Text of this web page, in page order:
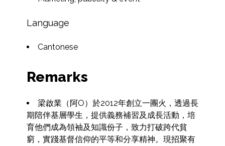
Language
Cantonese
Remarks
梁啟業（阿O）於2012年創立一團火，透過長
期陪伴基層學生，提供義務補習及成長活動，培
育他們成為領袖及知識份子，致力打破跨代貧
窮，實踐基督信仰的平等和分享精神。現招聚有